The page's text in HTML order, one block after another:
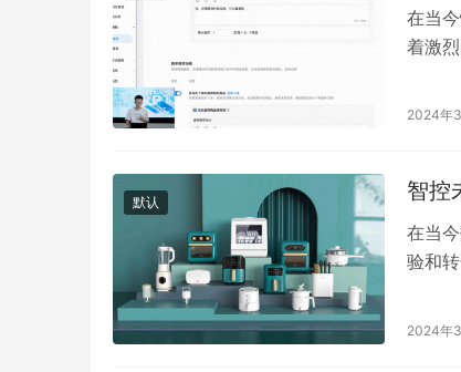
在当
着激
2024年
默认 智控
在当
验和
2024年